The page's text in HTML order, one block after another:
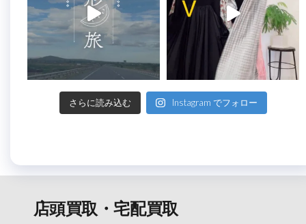
さらに読み込む Instagram でフォロー
店頭買取・宅配買取